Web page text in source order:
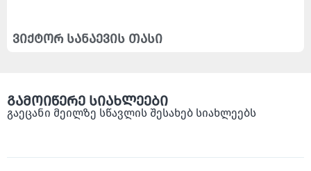
ვიქტორ სანაევის თასი
გამოიწერე სიახლეები
გაეცანი მეილზე სწავლის შესახებ სიახლეებს